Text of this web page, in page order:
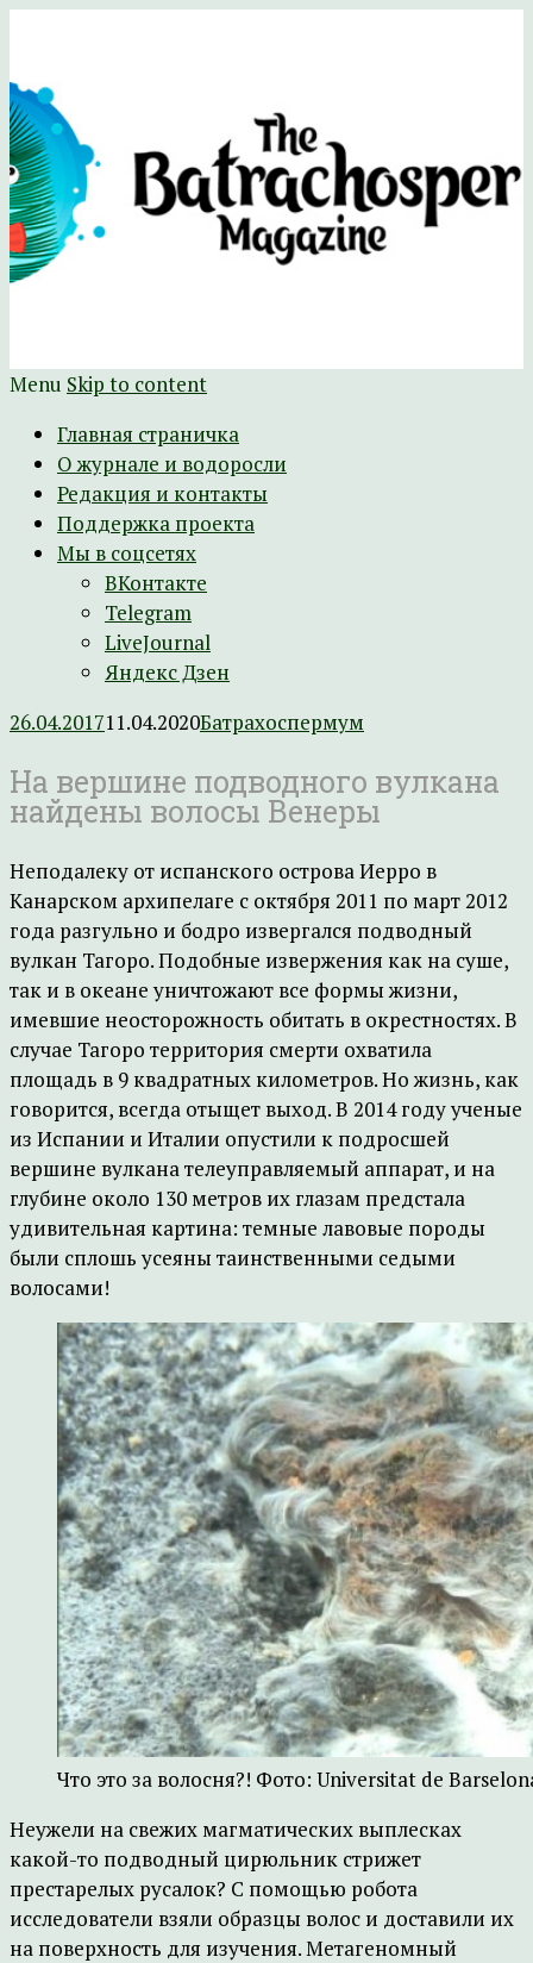
The Batrachospermum Magazine
Батрахоспермум (официальный сайт)
Menu Skip to content
Главная страничка
О журнале и водоросли
Редакция и контакты
Поддержка проекта
Мы в соцсетях
ВКонтакте
Telegram
LiveJournal
Яндекс Дзен
26.04.201711.04.2020Батрахоспермум
На вершине подводного вулкана
найдены волосы Венеры
Неподалеку от испанского острова Иерро в
Канарском архипелаге с октября 2011 по март 2012
года разгульно и бодро извергался подводный
вулкан Тагоро. Подобные извержения как на суше,
так и в океане уничтожают все формы жизни,
имевшие неосторожность обитать в окрестностях. В
случае Тагоро территория смерти охватила
площадь в 9 квадратных километров. Но жизнь, как
говорится, всегда отыщет выход. В 2014 году ученые
из Испании и Италии опустили к подросшей
вершине вулкана телеуправляемый аппарат, и на
глубине около 130 метров их глазам предстала
удивительная картина: темные лавовые породы
были сплошь усеяны таинственными седыми
волосами!
Что это за волосня?! Фото: Universitat de
Неужели на свежих магматических выплесках
какой-то подводный цирюльник стрижет
престарелых русалок? С помощью робота
исследователи взяли образцы волос и доставили их
на поверхность для изучения. Метагеномный